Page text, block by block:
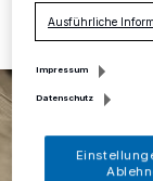
Ausführliche
Impressum
Datenschutz